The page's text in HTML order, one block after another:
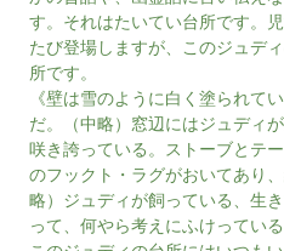
す。それはたいてい台所です。
たび登場しますが、このジュデ
所です。
《壁は雪のように白く塗られて
だ。（中略）窓辺にはジュディ
咲き誇っている。ストーブとテ
のフックト・ラグがおいてあり
略）ジュディが飼っている、生
って、何やら考えにふけっている